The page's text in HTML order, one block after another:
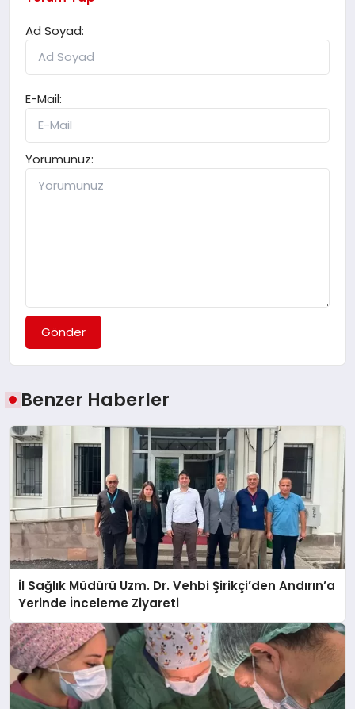
Ad Soyad:
E-Mail:
Yorumunuz:
Gönder
Benzer Haberler
İl Sağlık Müdürü Uzm. Dr. Vehbi Şirikçi’den Andırın’a
Yerinde İnceleme Ziyareti